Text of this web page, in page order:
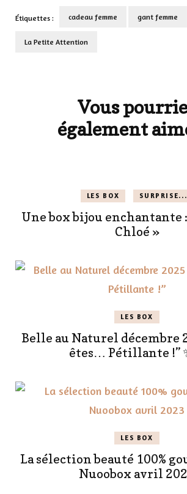
Étiquettes : cadeau femme gant femme
La Petite Attention
Vous
également
LES BOX SURPRISE...
Une box bijou enchantante
Chloé »
LES BOX
Belle au Naturel décembre
êtes… Pétillante !”
LES BOX
La sélection beauté 100%
Nuoobox avril